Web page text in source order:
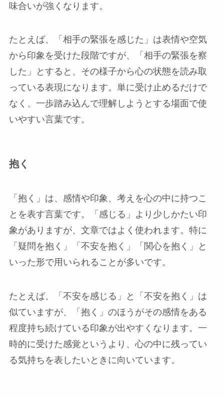
味合いが強くなります。
たとえば、「相手の緊張を感じた」は表情や空気
から印象を受けた段階ですが、「相手の緊張を察
した」とすると、その様子から心の状態を読み取
っている表現になります。単に受け止めるだけで
なく、一歩踏み込んで理解しようとする場面で使
いやすい言葉です。
抱く
「抱く」は、感情や印象、考えを心の中に持つこ
とを表す言葉です。「感じる」より少しかたい印
象がありますが、文章ではよく使われます。特に
「疑問を抱く」「不安を抱く」「関心を抱く」と
いった形で用いられることが多いです。
たとえば、「不安を感じる」と「不安を抱く」は
似ていますが、「抱く」のほうがその感情をある
程度持ち続けている印象が出やすくなります。一
時的に受けた感覚というより、心の中に残ってい
る気持ちを表したいときに向いています。